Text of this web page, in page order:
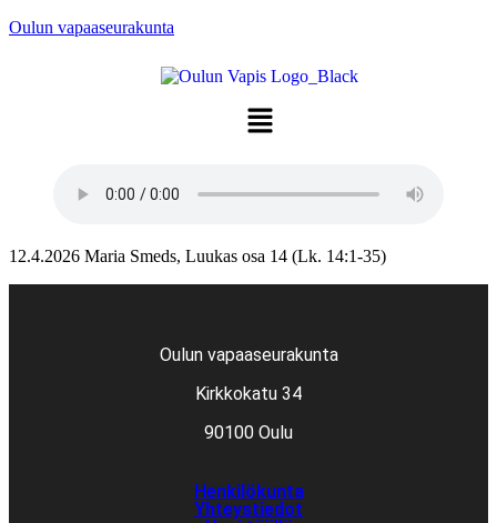
Oulun vapaaseurakunta
12.4.2026 Maria Smeds, Luukas osa 14 (Lk. 14:1-35)
Oulun vapaaseurakunta
Kirkkokatu 34
90100 Oulu
Henkilökunta
Yhteystiedot